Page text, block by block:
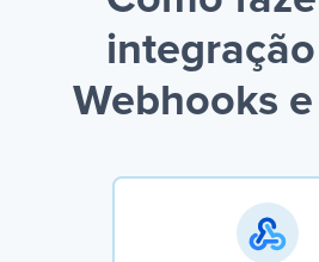
Webhooks